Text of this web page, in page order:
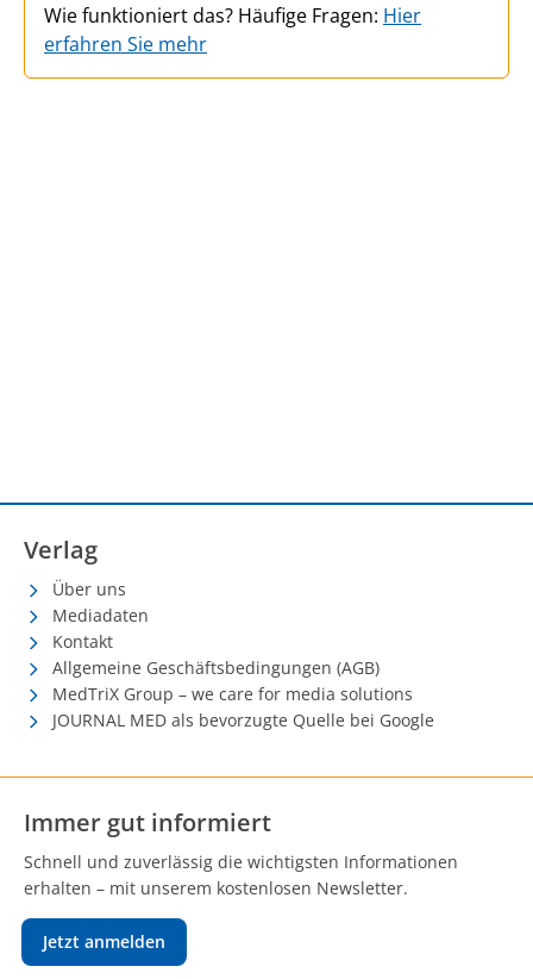
Wie funktioniert das? Häufige Fragen: Hier
erfahren Sie mehr
Verlag
Über uns
Mediadaten
Kontakt
Allgemeine Geschäftsbedingungen (AGB)
MedTriX Group – we care for media solutions
JOURNAL MED als bevorzugte Quelle bei Google
Immer gut informiert
Schnell und zuverlässig die wichtigsten Informationen
erhalten – mit unserem kostenlosen Newsletter.
Jetzt anmelden